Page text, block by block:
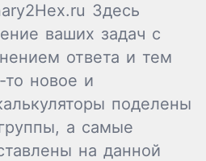
Здесь
ваших задач с
ответа и тем
то новое и
поделены
а самые
на данной